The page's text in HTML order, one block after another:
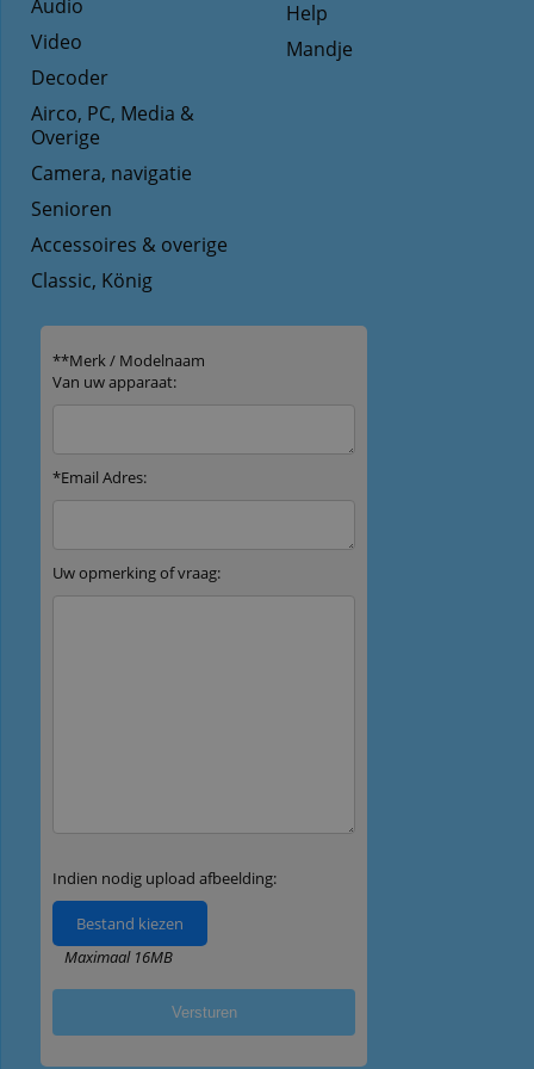
Help
Mandje
Audio
Video
Decoder
Airco, PC, Media &
Overige
Camera, navigatie
Senioren
Accessoires & overige
Classic, König